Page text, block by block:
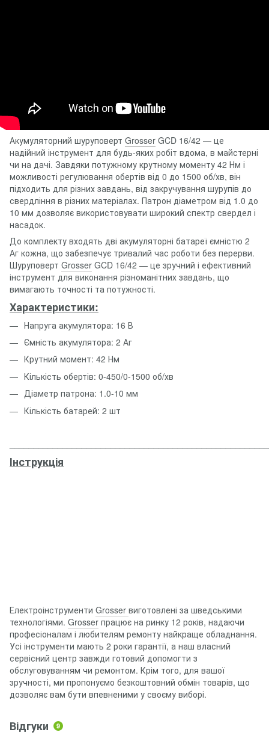
Акумуляторний шуруповерт Grosser GCD 16/42 — це
надійний інструмент для будь-яких робіт вдома, в майстерні
чи на дачі. Завдяки потужному крутному моменту 42 Нм і
можливості регулювання обертів від 0 до 1500 об/хв, він
підходить для різних завдань, від закручування шурупів до
свердління в різних матеріалах. Патрон діаметром від 1.0 до
10 мм дозволяє використовувати широкий спектр свердел і
насадок.
До комплекту входять дві акумуляторні батареї ємністю 2
Аг кожна, що забезпечує тривалий час роботи без перерви.
Шуруповерт Grosser GCD 16/42 — це зручний і ефективний
інструмент для виконання різноманітних завдань, що
вимагають точності та потужності.
Характеристики:
Напруга акумулятора: 16 В
Ємність акумулятора: 2 Аг
Крутний момент: 42 Нм
Кількість обертів: 0-450/0-1500 об/хв
Діаметр патрона: 1.0-10 мм
Кількість батарей: 2 шт
Інструкція
Електроінструменти Grosser виготовлені за шведськими
технологіями. Grosser працює на ринку 12 років, надаючи
професіоналам і любителям ремонту найкраще обладнання.
Усі інструменти мають 2 роки гарантії, а наш власний
сервісний центр завжди готовий допомогти з
обслуговуванням чи ремонтом. Крім того, для вашої
зручності, ми пропонуємо безкоштовний обмін товарів, що
дозволяє вам бути впевненими у своєму виборі.
Відгуки 9